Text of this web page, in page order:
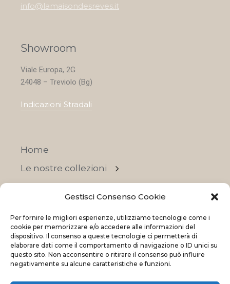
Gestisci Consenso Cookie
Per fornire le migliori esperienze, utilizziamo tecnologie come i
cookie per memorizzare e/o accedere alle informazioni del
dispositivo. Il consenso a queste tecnologie ci permetterà di
elaborare dati come il comportamento di navigazione o ID unici su
questo sito. Non acconsentire o ritirare il consenso può influire
negativamente su alcune caratteristiche e funzioni.
info@lamaisondesreves.it
Showroom
Viale Europa, 2G
24048 – Treviolo (Bg)
Indicazioni Stradali
Home
Le nostre collezioni
OFFERTE